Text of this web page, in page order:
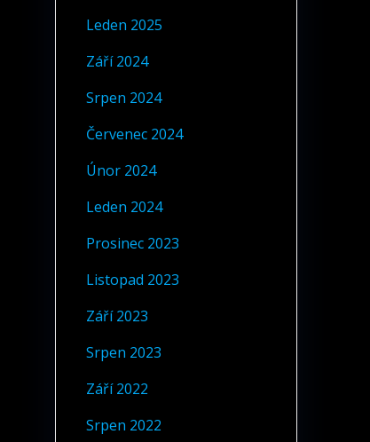
Leden 2025
Září 2024
Srpen 2024
Červenec 2024
Únor 2024
Leden 2024
Prosinec 2023
Listopad 2023
Září 2023
Srpen 2023
Září 2022
Srpen 2022